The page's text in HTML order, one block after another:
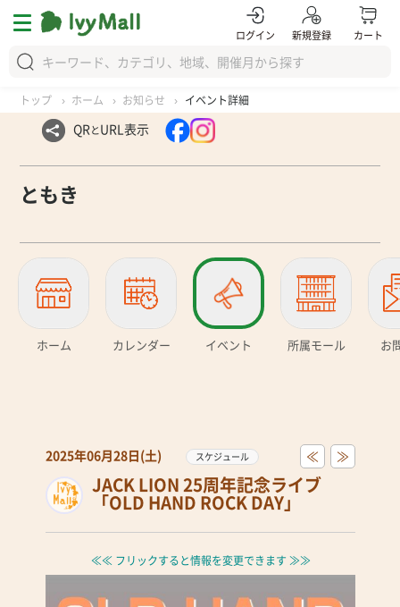
ログイン 新規登録 カート
トップ ホーム お知らせ イベント詳細
QRとURL表示
ともき
ホーム カレンダー イベント 所属モール お